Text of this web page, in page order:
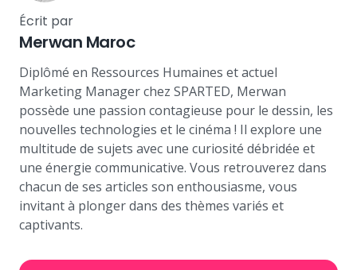
Écrit par
Merwan Maroc
Diplômé en Ressources Humaines et actuel
Marketing Manager chez SPARTED, Merwan
possède une passion contagieuse pour le dessin, les
nouvelles technologies et le cinéma ! Il explore une
multitude de sujets avec une curiosité débridée et
une énergie communicative. Vous retrouverez dans
chacun de ses articles son enthousiasme, vous
invitant à plonger dans des thèmes variés et
captivants.